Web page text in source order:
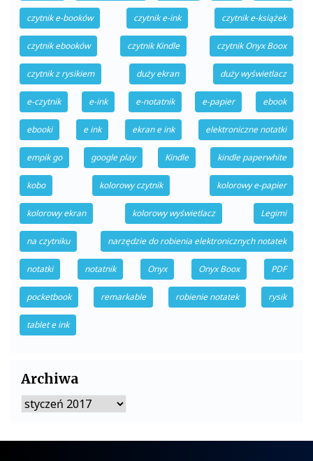
czytnik e-booków czytnik e-ink czytnik e-książek
czytnik ebooków czytnik Kindle czytnik Onyx Boox
czytnik z rysikiem duży ekran duży wyświetlacz
e-czytnik e-ink e-notatnik e-papier ebook
ebooki e ink ekran e ink elektroniczne notatki
empik go google play Kindle kindle paperwhite
kobo kolorowy czytnik kolorowy e-papier
kolorowy ekran kolorowy wyświetlacz Legimi
na czytniku narzędzie do robienia elektronicznych notatek
notatki notatnik Onyx Onyx Boox PDF
pocketbook remarkable robienie notatek rysik
tablet e ink
Archiwa
Archiwa